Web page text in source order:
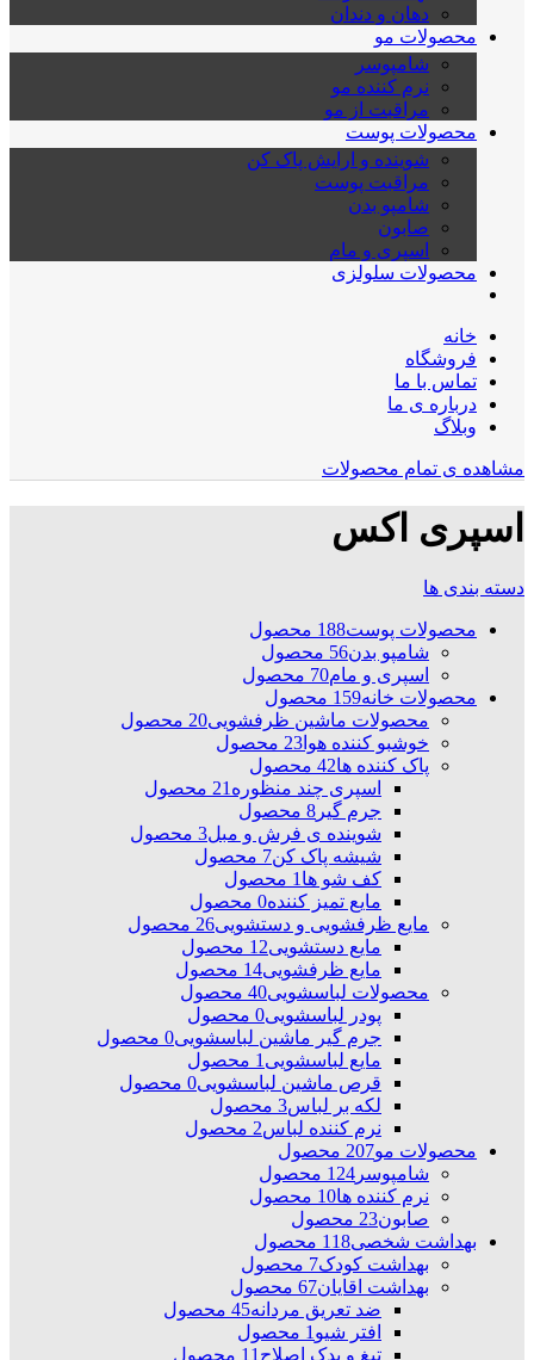
دهان و دندان
محصولات مو
شامپوسر
نرم کننده مو
مراقبت از مو
محصولات پوست
شوینده و ارایش پاک کن
مراقبت پوست
شامپو بدن
صابون
اسپری و مام
محصولات سلولزی
خانه
فروشگاه
تماس با ما
درباره ی ما
وبلاگ
مشاهده ی تمام محصولات
اسپری اکس
دسته بندی ها
محصولات پوست188 محصول
شامپو بدن56 محصول
اسپری و مام70 محصول
محصولات خانه159 محصول
محصولات ماشین ظرفشویی20 محصول
خوشبو کننده هوا 23 محصول
پاک کننده ها42 محصول
اسپری چند منظوره21 محصول
جرم گیر 8 محصول
شوینده ی فرش و مبل3 محصول
شیشه پاک کن7 محصول
کف شو ها1 محصول
مایع تمیز کننده0 محصول
مایع ظرفشویی و دستشویی26 محصول
مایع دستشویی12 محصول
مایع ظرفشویی14 محصول
محصولات لباسشویی40 محصول
پودر لباسشویی0 محصول
جرم گیر ماشین لباسشویی0 محصول
مایع لباسشویی1 محصول
قرص ماشین لباسشویی0 محصول
لکه بر لباس3 محصول
نرم کننده لباس2 محصول
محصولات مو207 محصول
شامپوسر 124 محصول
نرم کننده ها10 محصول
صابون23 محصول
بهداشت شخصی118 محصول
بهداشت کودک7 محصول
بهداشت اقایان67 محصول
ضد تعریق مردانه45 محصول
افتر شیو1 محصول
تیغ و یدک اصلاح11 محصول